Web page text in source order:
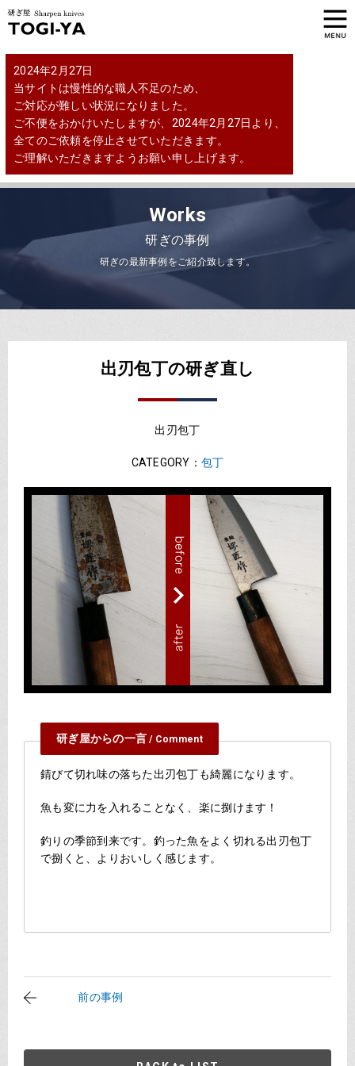
2024年2月27日
当サイトは慢性的な職人不足のため、
ご対応が難しい状況になりました。
ご不便をおかけいたしますが、2024年2月27日より、
全てのご依頼を停止させていただきます。
ご理解いただきますようお願い申し上げます。
Works
研ぎの事例
研ぎの最新事例をご紹介致します。
出刃包丁の研ぎ直し
出刃包丁
CATEGORY： 包丁
研ぎ屋からの一言/ Comment
錆びて切れ味の落ちた出刃包丁も綺麗になります。
魚も変に力を入れることなく、楽に捌けます！
釣りの季節到来です。釣った魚をよく切れる出刃包丁
で捌くと、よりおいしく感じます。
前の事例